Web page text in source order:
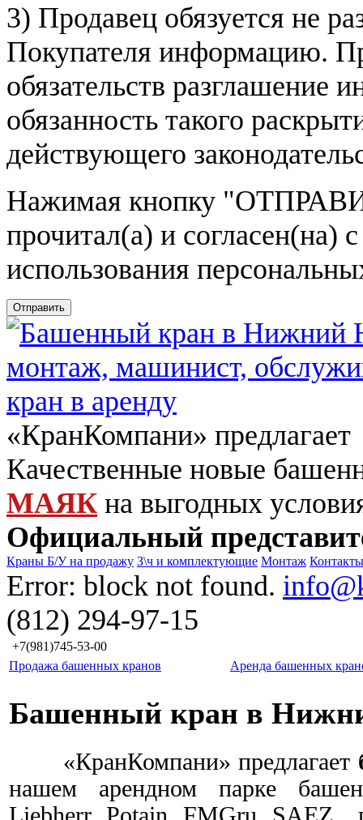
3) Продавец обязуется не
Покупателя информацию.
обязательств разглашение
обязанность такого
действующего
Нажимая кнопку
прочитал(а) и согласен(на)
использования
Отправить
«КранКомпани» предлагает
Качественные новые
МАЯК на выгодных
Официальный
Краны Б/У на продажу З\ч и комплектующие Монтаж Контакты
Error: block not found.
(812) 294-97-15
+7(981)745-53-00
Продажа башенных кранов
Аренда башенных
Башенный кран в
«КранКомпани» предлагает
нашем арендном парке
Liebherr, Potain, FMGru, SAEZ ,